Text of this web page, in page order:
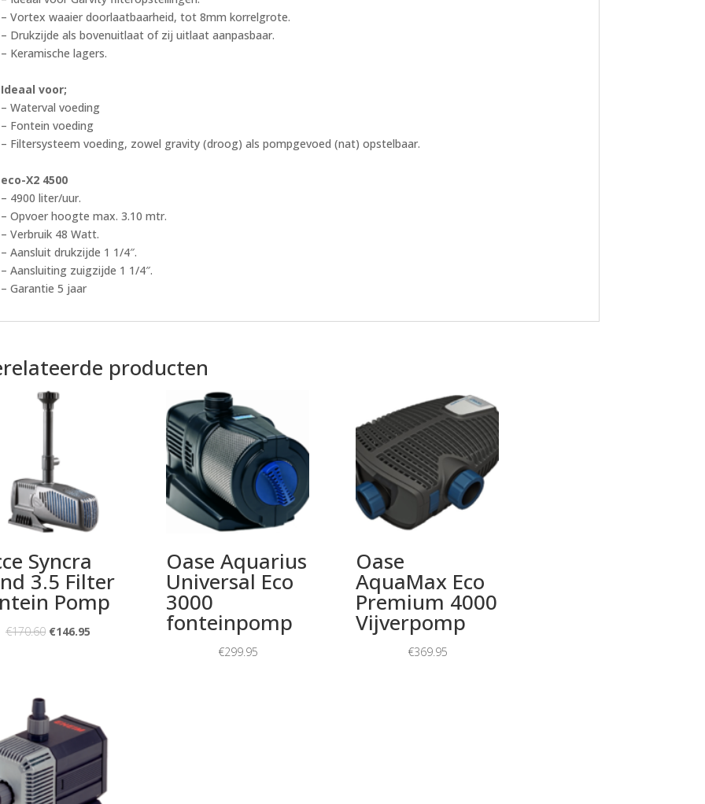
– Vortex waaier doorlaatbaarheid, tot 8mm korrelgrote.
– Drukzijde als bovenuitlaat of zij uitlaat aanpasbaar.
– Keramische lagers.
Ideaal voor;
– Waterval voeding
– Fontein voeding
– Filtersysteem voeding, zowel gravity (droog) als pompgevoed (nat) opstelbaar.
eco-X2 4500
– 4900 liter/uur.
– Opvoer hoogte max. 3.10 mtr.
– Verbruik 48 Watt.
– Aansluit drukzijde 1 1/4″.
– Aansluiting zuigzijde 1 1/4″.
– Garantie 5 jaar
producten
Syncra
3.5 Filter
Pomp
€170.60 €146.95
Oase Aquarius
Universal Eco
3000
fonteinpomp
€299.95
Oase
AquaMax Eco
Premium 4000
Vijverpomp
€369.95